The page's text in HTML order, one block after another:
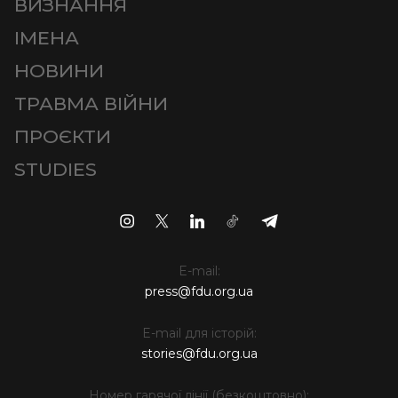
ВИЗНАННЯ
ІМЕНА
НОВИНИ
ТРАВМА ВІЙНИ
ПРОЄКТИ
STUDIES
E-mail:
press@fdu.org.ua
E-mail для історій:
stories@fdu.org.ua